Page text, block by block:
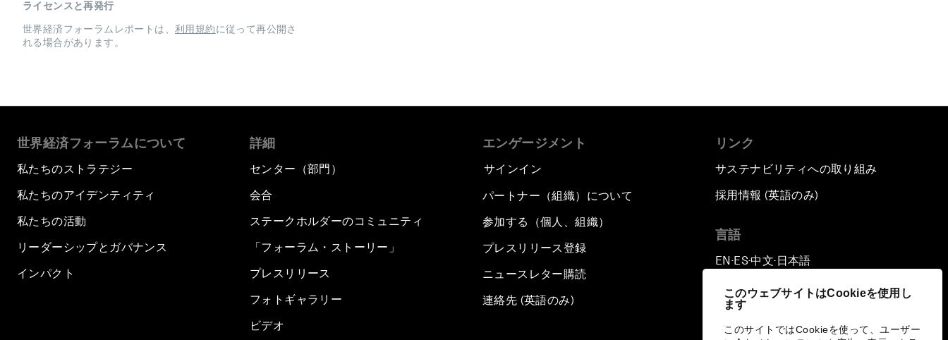
このウェブサイトはCookieを使用し
ます
このサイトではCookieを使って、ユーザー
ライセンスと再発行
世界経済フォーラムレポートは、 利用規約に従って再公開さ
れる場合があります。
世界経済フォーラムについて
私たちのストラテジー
私たちのアイデンティティ
私たちの活動
リーダーシップとガバナンス
インパクト
詳細
センター（部門）
会合
ステークホルダーのコミュニティ
「フォーラム・ストーリー」
プレスリリース
フォトギャラリー
ビデオ
エンゲージメント
サインイン
パートナー（組織）について
参加する（個人、組織）
プレスリリース登録
ニュースレター購読
連絡先 (英語のみ)
リンク
サステナビリティへの取り組み
採用情報 (英語のみ)
言語
EN ▪ES▪中文▪ 日本語